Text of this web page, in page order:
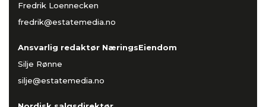
Fredrik Loennecken
fredrik@estatemedia.no
Ansvarlig redaktør NæringsEiendom
Silje Rønne
silje@estatemedia.no